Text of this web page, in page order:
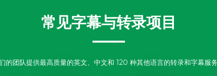
常见字幕与转录项目
的团队提供最高质量的英文、中文和 120 种其他语言的转录和字幕服